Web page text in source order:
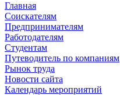
Главная
Соискателям
Предпринимателям
Работодателям
Студентам
Путеводитель по компаниям
Рынок труда
Новости сайта
Календарь мероприятий